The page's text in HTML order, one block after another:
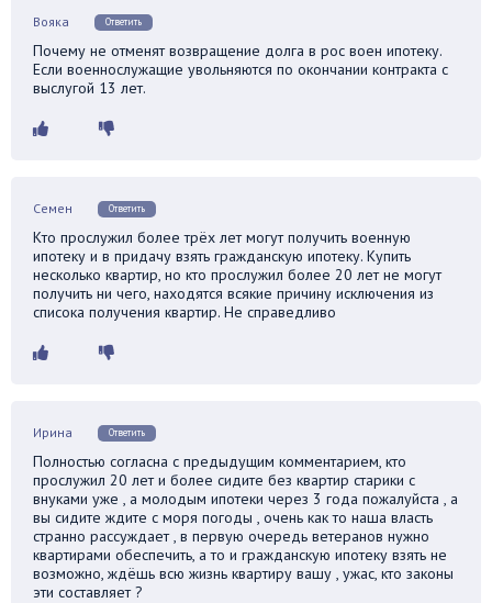
Вояка Ответить
Почему не отменят возвращение долга в рос воен ипотеку.
Если военнослужащие увольняются по окончании контракта с
выслугой 13 лет.
Семен Ответить
Кто прослужил более трёх лет могут получить военную
ипотеку и в придачу взять гражданскую ипотеку. Купить
несколько квартир, но кто прослужил более 20 лет не могут
получить ни чего, находятся всякие причину исключения из
списока получения квартир. Не справедливо
Ирина Ответить
Полностью согласна с предыдущим комментарием, кто
прослужил 20 лет и более сидите без квартир старики с
внуками уже , а молодым ипотеки через 3 года пожалуйста , а
вы сидите ждите с моря погоды , очень как то наша власть
странно рассуждает , в первую очередь ветеранов нужно
квартирами обеспечить, а то и гражданскую ипотеку взять не
возможно, ждёшь всю жизнь квартиру вашу , ужас, кто законы
эти составляет ?